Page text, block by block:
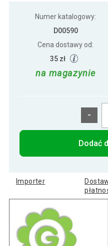
2 ściany boczne
Pawilon
boczne z oknami
Numer katalogowy:
D00590
Cena dostawy od:
35 zł
na magazynie
-
Dodać
Importer